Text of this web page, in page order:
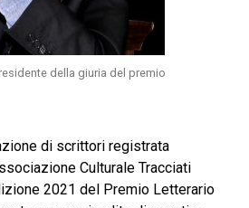
della giuria del premio
di scrittori registrata
Culturale Tracciati
2021 del Premio Letterario